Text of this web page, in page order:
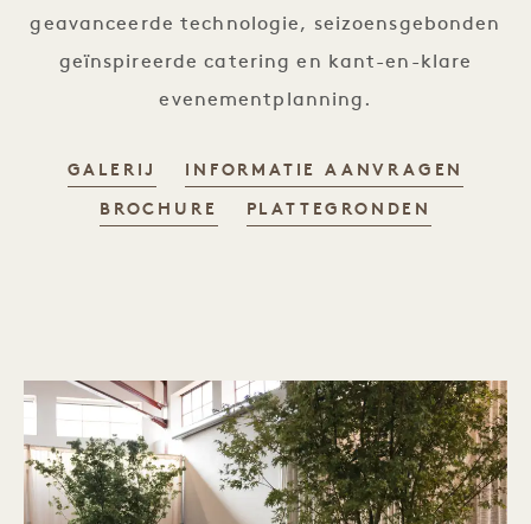
geavanceerde technologie, seizoensgebonden
geïnspireerde catering en kant-en-klare
evenementplanning.
GALERIJ INFORMATIE AANVRAGEN
BROCHURE PLATTEGRONDEN